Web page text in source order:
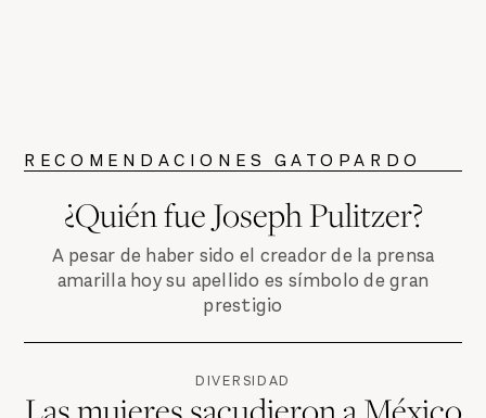
RECOMENDACIONES GATOPARDO
¿Quién fue Joseph Pulitzer?
A pesar de haber sido el creador de la prensa
amarilla hoy su apellido es símbolo de gran
prestigio
DIVERSIDAD